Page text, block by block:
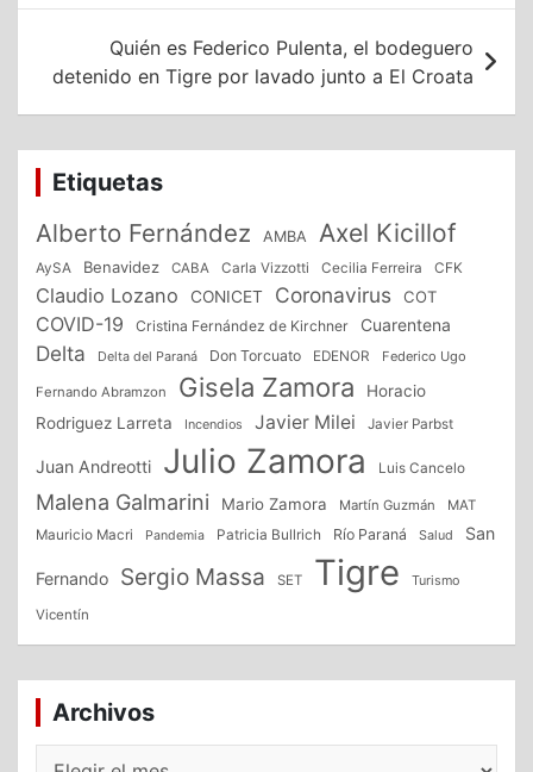
entradas
Quién es Federico Pulenta, el bodeguero
detenido en Tigre por lavado junto a El Croata
Etiquetas
Alberto Fernández AMBA Axel Kicillof
AySA Benavidez CABA Carla Vizzotti Cecilia Ferreira CFK
Claudio Lozano CONICET Coronavirus COT
COVID-19 Cristina Fernández de Kirchner Cuarentena
Delta Delta del Paraná Don Torcuato EDENOR Federico Ugo
Fernando Abramzon Gisela Zamora
Horacio
Rodriguez Larreta
Incendios Javier Milei Javier Parbst
Juan Andreotti Julio Zamora Luis Cancelo
Malena Galmarini Mario Zamora Martín Guzmán
MAT
Mauricio Macri
Pandemia Patricia Bullrich Río Paraná Salud San
Fernando Sergio Massa SET Tigre Turismo
Vicentín
Archivos
Archivos